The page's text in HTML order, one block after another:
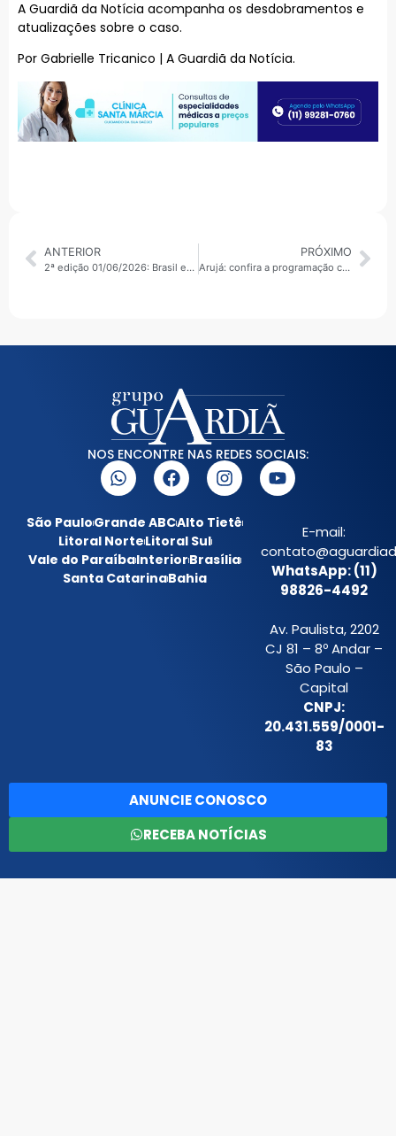
A Guardiã da Notícia acompanha os desdobramentos e
atualizações sobre o caso.
Por Gabrielle Tricanico | A Guardiã da Notícia.
ANTERIOR
2ª edição 01/06/2026: Brasil entre os mais desiguais da América do Sul e EUA classificam PCC e CV como terroristas
PRÓXIMO
Arujá: confira a programação completa do aniversário de 172 anos da cidade
NOS ENCONTRE NAS REDES SOCIAIS:
São PauloGrande ABCAlto Tietê
Litoral NorteLitoral Sul
Vale do ParaíbaInteriorBrasília
Santa CatarinaBahia
E-mail:
WhatsApp: (11)
98826-4492
Av. Paulista, 2202
CJ 81 – 8º Andar –
São Paulo –
Capital
CNPJ:
20.431.559/0001-
83
ANUNCIE CONOSCO
RECEBA NOTÍCIAS